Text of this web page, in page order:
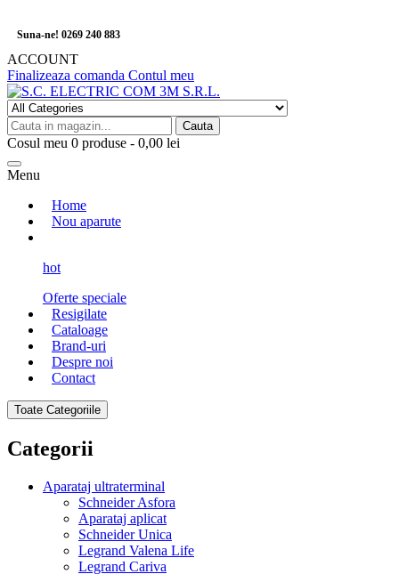
Suna-ne! 0269 240 883
ACCOUNT
Finalizeaza comanda Contul meu
Cauta
Cosul meu 0 produse - 0,00 lei
Menu
Home
Nou aparute
hot
Oferte speciale
Resigilate
Cataloage
Brand-uri
Despre noi
Contact
Toate Categoriile
Categorii
Aparataj ultraterminal
Schneider Asfora
Aparataj aplicat
Schneider Unica
Legrand Valena Life
Legrand Cariva